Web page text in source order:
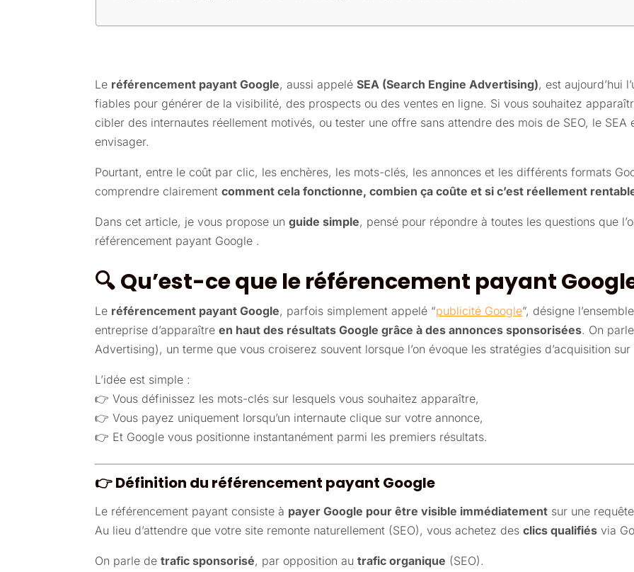
Le référencement payant Google, aussi appeléSEA (Search Engine Advertising), est aujourd’hui
fiables pour générer de la visibilité, des prospects ou des ventes en ligne. Si vous souhaitez
cibler des internautes réellement motivés, ou tester une offre sans attendre des mois de SEO, le SEA
envisager.
Pourtant, entre le coût par clic, les enchères, les mots-clés, les annonces et les différents formats
comprendre clairementcomment cela fonctionne, combien ça coûte et si c’est réellement
Dans cet article, je vous propose unguide simple, pensé pour répondre à toutes les questions que
référencement payant Google .
🔍Qu’est-ce que le référencement payant
Le référencement payant Google, parfois simplement appelé “publicité Google”, désigne
entreprise d’apparaîtreen haut des résultats Google grâce à des annonces sponsorisées. On
Advertising), un terme que vous croiserez souvent lorsque l’on évoque les stratégies d’acquisition sur
L’idée est simple :
👉 Vous définissez les mots-clés sur lesquels vous souhaitez apparaître,
👉 Vous payez uniquement lorsqu’un internaute clique sur votre annonce,
👉 Et Google vous positionne instantanément parmi les premiers résultats.
👉Définition du référencement payant Google
Le référencement payant consiste à payer Google pour être visible immédiatement sur une
Au lieu d’attendre que votre site remonte naturellement (SEO), vous achetez desclics qualifiés via
On parle detrafic sponsorisé, par opposition autrafic organique (SEO).